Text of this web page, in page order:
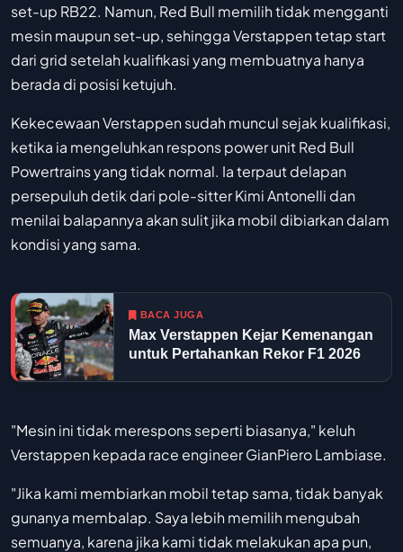
set-up RB22. Namun, Red Bull memilih tidak mengganti
mesin maupun set-up, sehingga Verstappen tetap start
dari grid setelah kualifikasi yang membuatnya hanya
berada di posisi ketujuh.
Kekecewaan Verstappen sudah muncul sejak kualifikasi,
ketika ia mengeluhkan respons power unit Red Bull
Powertrains yang tidak normal. Ia terpaut delapan
persepuluh detik dari pole-sitter Kimi Antonelli dan
menilai balapannya akan sulit jika mobil dibiarkan dalam
kondisi yang sama.
BACA JUGA
Max Verstappen Kejar Kemenangan
untuk Pertahankan Rekor F1 2026
"Mesin ini tidak merespons seperti biasanya," keluh
Verstappen kepada race engineer GianPiero Lambiase.
"Jika kami membiarkan mobil tetap sama, tidak banyak
gunanya membalap. Saya lebih memilih mengubah
semuanya, karena jika kami tidak melakukan apa pun,